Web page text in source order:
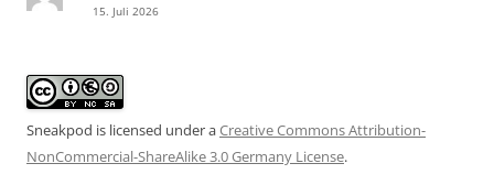
15. Juli 2026
Sneakpod is licensed under aCreative Commons Attribution-
NonCommercial-ShareAlike 3.0 Germany License.